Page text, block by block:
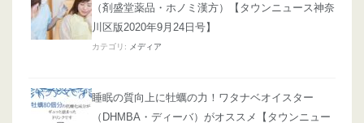
（剤盛堂薬品・ホノミ漢方）【タウンニュース神奈
川区版2020年9月24日号】
カテゴリ: メディア
睡眠の質向上に牡蠣の力！ワタナベオイスター
（DHMBA・ディーバ）がオススメ【タウンニュー